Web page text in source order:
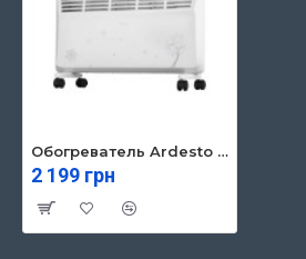
Обогреватель Ardesto CHB-2000MWPD
2 199 грн